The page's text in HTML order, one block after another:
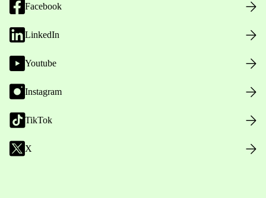
Facebook
LinkedIn
Youtube
Instagram
TikTok
X